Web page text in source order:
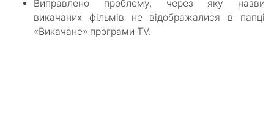
Виправлено проблему, через яку назви
викачаних фільмів не відображалися в папці
«Викачане» програми TV.